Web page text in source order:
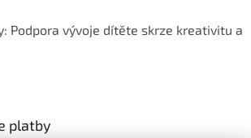
Podpora vývoje dítěte skrze kreativitu a
platby